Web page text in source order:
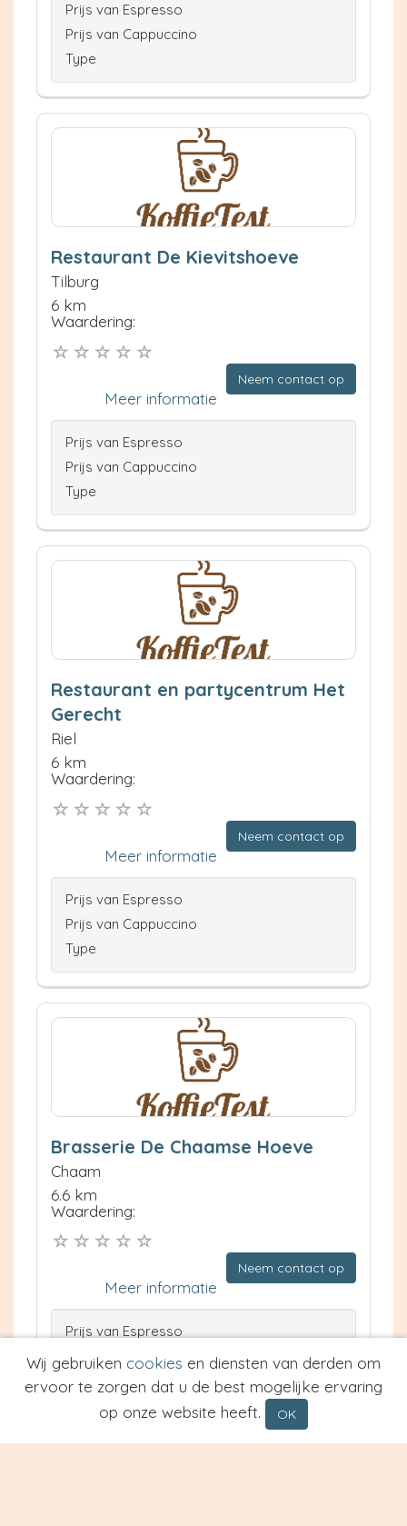
Prijs van Espresso
Prijs van Cappuccino
Type
Restaurant De Kievitshoeve
Tilburg
6 km
Waardering:
Neem contact op
Meer informatie
Prijs van Espresso
Prijs van Cappuccino
Type
Restaurant en partycentrum Het
Gerecht
Riel
6 km
Waardering:
Neem contact op
Meer informatie
Prijs van Espresso
Prijs van Cappuccino
Type
Brasserie De Chaamse Hoeve
Chaam
6.6 km
Waardering:
Neem contact op
Meer informatie
Prijs van Espresso
Prijs van Cappuccino
Type
Wij gebruiken cookies en diensten van derden om
ervoor te zorgen dat u de best mogelijke ervaring
op onze website heeft.
OK